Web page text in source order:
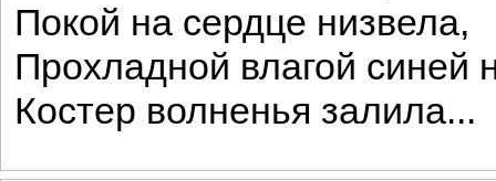
Покой на сердце низвела,
Прохладной влагой синей
Костер волненья залила...